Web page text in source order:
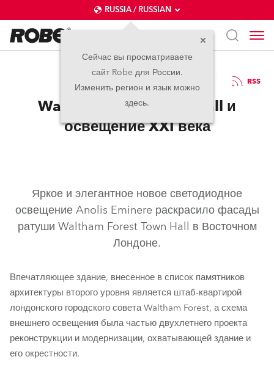
RUSSIA / RUSSIAN
Сейчас вы просматриваете
сайт Robe для России.
Изменить регион и язык можно
здесь.
27.10.2021 RSS
Waltham Forest Town Hall и
освещение XXI века
Яркое и элегантное новое светодиодное
освещение Anolis Eminere раскрасило фасады
ратуши Waltham Forest Town Hall в Восточном
Лондоне.
Впечатляющее здание, внесенное в список памятников
архитектуры второго уровня является штаб-квартирой
лондонского городского совета Waltham Forest, а схема
внешнего освещения была частью двухлетнего проекта
реконструкции и модернизации, охватывающей здание и
его окрестности.